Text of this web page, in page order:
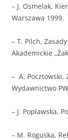
– J. Osmelak,
Warszawa 1999.
– T. Pilch,
Akademickie
– A. Pocztowski,
Wydawnictwo
– J. Popławska,
– M. Roguska,